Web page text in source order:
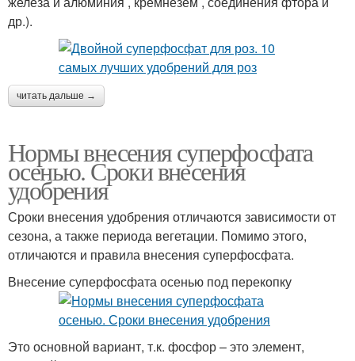
др.).
читать дальше →
Нормы внесения суперфосфата
осенью. Сроки внесения
удобрения
Сроки внесения удобрения отличаются зависимости от
сезона, а также периода вегетации. Помимо этого,
отличаются и правила внесения суперфосфата.
Внесение суперфосфата осенью под перекопку
Это основной вариант, т.к. фосфор – это элемент,